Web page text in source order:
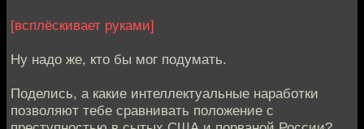
[всплёскивает руками]
Ну надо же, кто бы мог подумать.
Поделись, а какие интеллектуальные наработки
позволяют тебе сравнивать положение с